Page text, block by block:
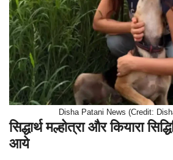
Disha Patani News (Credit:
सिद्धार्थ मल्होत्रा और कियारा
आये